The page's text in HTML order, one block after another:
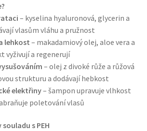
– kyselina hyaluronová, glycerin a
vlasům vláhu a pružnost
lehkost – makadamiový olej, aloe vera a
vyživují a regenerují
– olej z divoké růže a růžová
strukturu a dodávají hebkost
elektřiny– šampon upravuje vlhkost
poletování vlasů
s PEH